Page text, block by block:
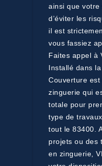
ainsi que
d’éviter les
il est
vous fassiez
Faites appel à
Installé dans
Couverture
zinguerie qui
totale pour
type de
tout le 83400.
projets ou des
en zinguerie,